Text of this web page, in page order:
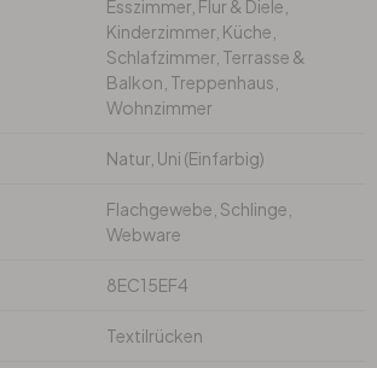
Esszimmer, Flur & Diele,
Kinderzimmer, Küche,
Schlafzimmer, Terrasse &
Balkon, Treppenhaus,
Wohnzimmer
Natur, Uni (Einfarbig)
Flachgewebe, Schlinge,
Webware
8EC15EF4
Textilrücken